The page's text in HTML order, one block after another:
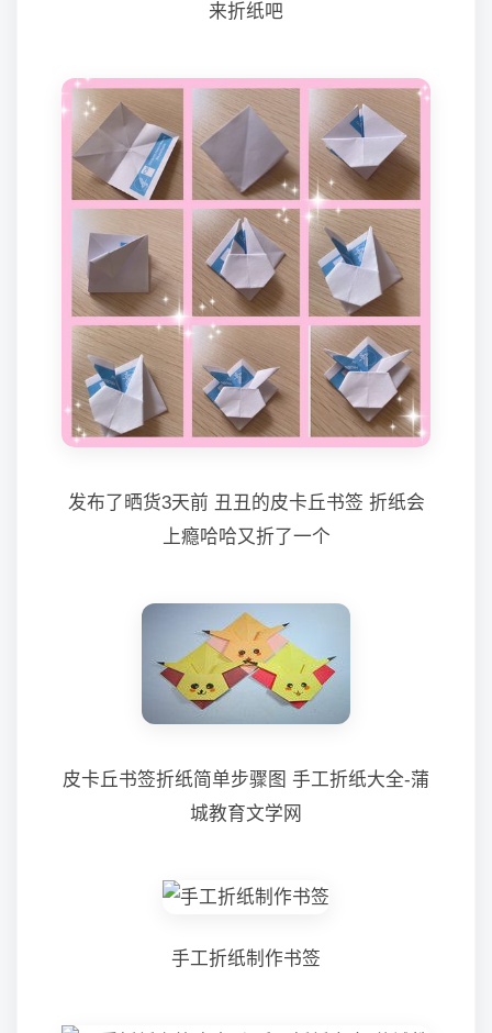
来折纸吧
发布了晒货3天前 丑丑的皮卡丘书签 折纸会
上瘾哈哈又折了一个
皮卡丘书签折纸简单步骤图 手工折纸大全-蒲
城教育文学网
手工折纸制作书签